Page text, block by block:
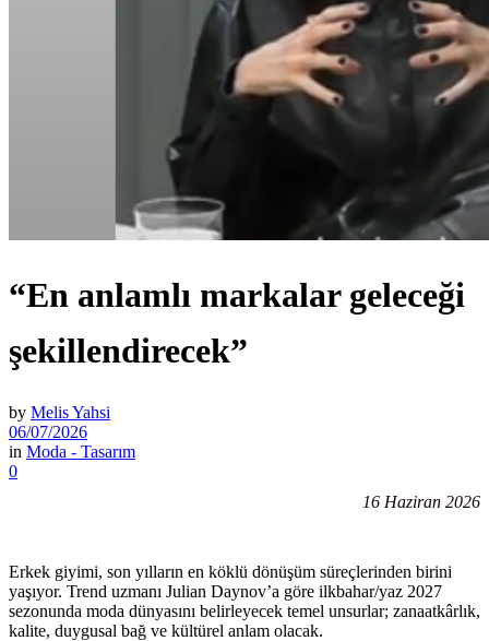
“En anlamlı markalar geleceği
şekillendirecek”
by Melis Yahsi
06/07/2026
in Moda - Tasarım
0
16 Haziran 2026
Erkek giyimi, son yılların en köklü dönüşüm süreçlerinden birini
yaşıyor. Trend uzmanı Julian Daynov’a göre ilkbahar/yaz 2027
sezonunda moda dünyasını belirleyecek temel unsurlar; zanaatkârlık,
kalite, duygusal bağ ve kültürel anlam olacak.